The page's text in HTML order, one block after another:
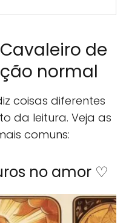
de
normal
coisas diferentes
da leitura. Veja as
comuns:
no amor ♡